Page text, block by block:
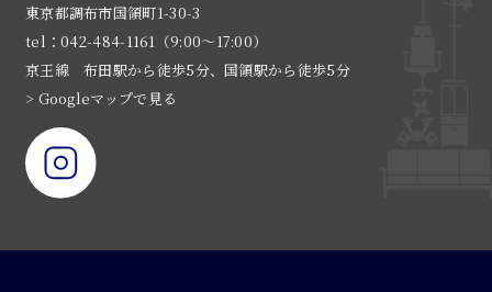
東京都調布市国領町1-30-3
tel：042-484-1161（9:00〜17:00）
京王線 布田駅から徒歩5分、国領駅から徒歩5分
> Googleマップで見る